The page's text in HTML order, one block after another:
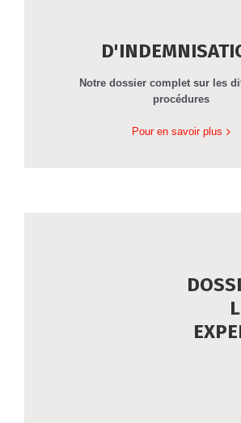
Notre dossier complet sur les
procédures
Pour en savoir plus